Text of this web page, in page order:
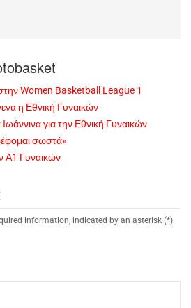
Women Basketball League 1
η Εθνική Γυναικών
για την Εθνική Γυναικών
σωστά»
Α1 Γυναικών
information, indicated by an asterisk (*).